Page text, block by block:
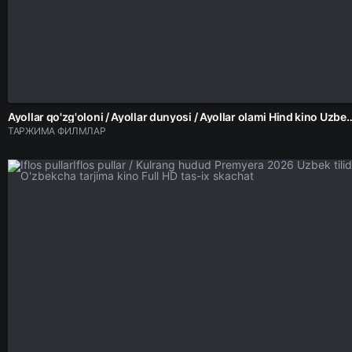
Ayollar qo'zg'oloni / Ayollar dunyosi / Ayollar
ТАРЖИМА ФИЛМЛАР